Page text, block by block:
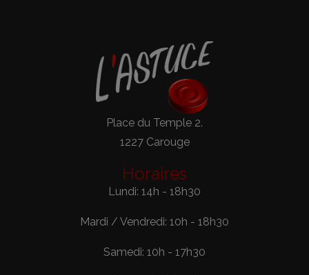
Place du Temple 2.
1227 Carouge
Horaires
Lundi: 14h - 18h30
Mardi / Vendredi: 10h - 18h30
Samedi: 10h - 17h30